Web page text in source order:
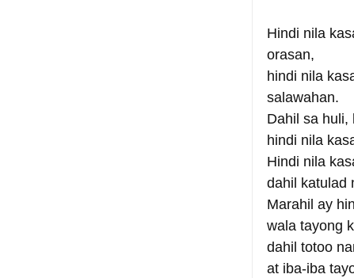
Hindi nila
orasan,
hindi nila
salawahan.
Dahil sa huli,
hindi nila
Hindi nila
dahil katulad
Marahil ay
wala tayong
dahil totoo
at iba-iba